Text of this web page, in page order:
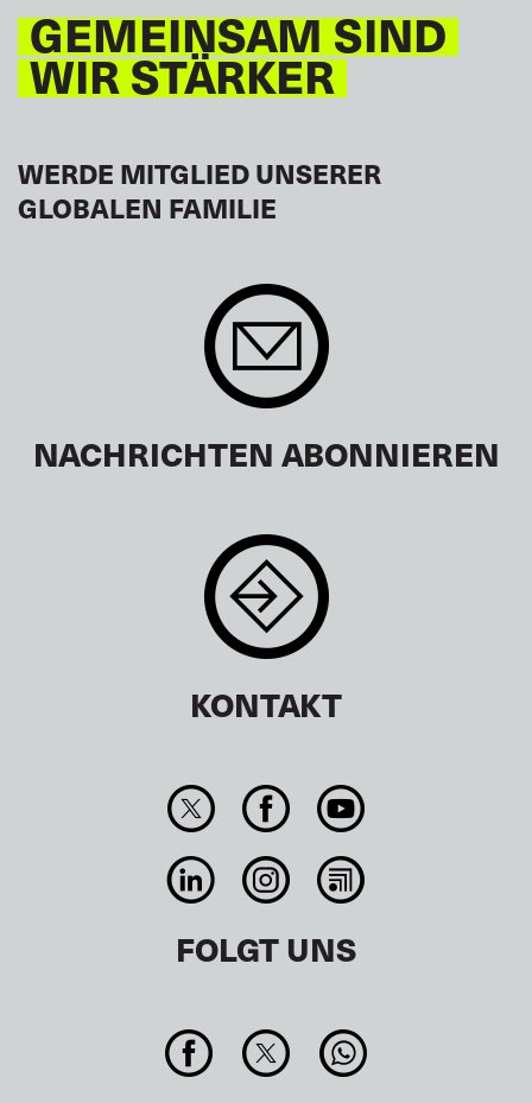
GEMEINSAM SIND
WIR STÄRKER
WERDE MITGLIED UNSERER
GLOBALEN FAMILIE
NACHRICHTEN ABONNIEREN
KONTAKT
FOLGT UNS